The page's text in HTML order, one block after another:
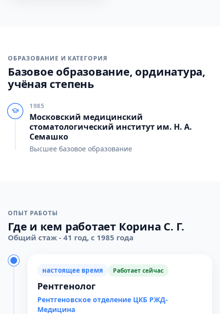
ОБРАЗОВАНИЕ И КАТЕГОРИЯ
Базовое образование, ординатура,
учёная степень
1985
Московский медицинский
стоматологический институт им. Н. А.
Семашко
Высшее базовое образование
ОПЫТ РАБОТЫ
Где и кем работает Корина С. Г.
Общий стаж - 41 год, с 1985 года
настоящее время Работает сейчас
Рентгенолог
Рентгеновское отделение ЦКБ РЖД-
Медицина